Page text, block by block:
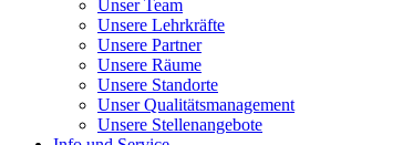
Unser Team
Unsere Lehrkräfte
Unsere Partner
Unsere Räume
Unsere Standorte
Unser Qualitätsmanagement
Unsere Stellenangebote